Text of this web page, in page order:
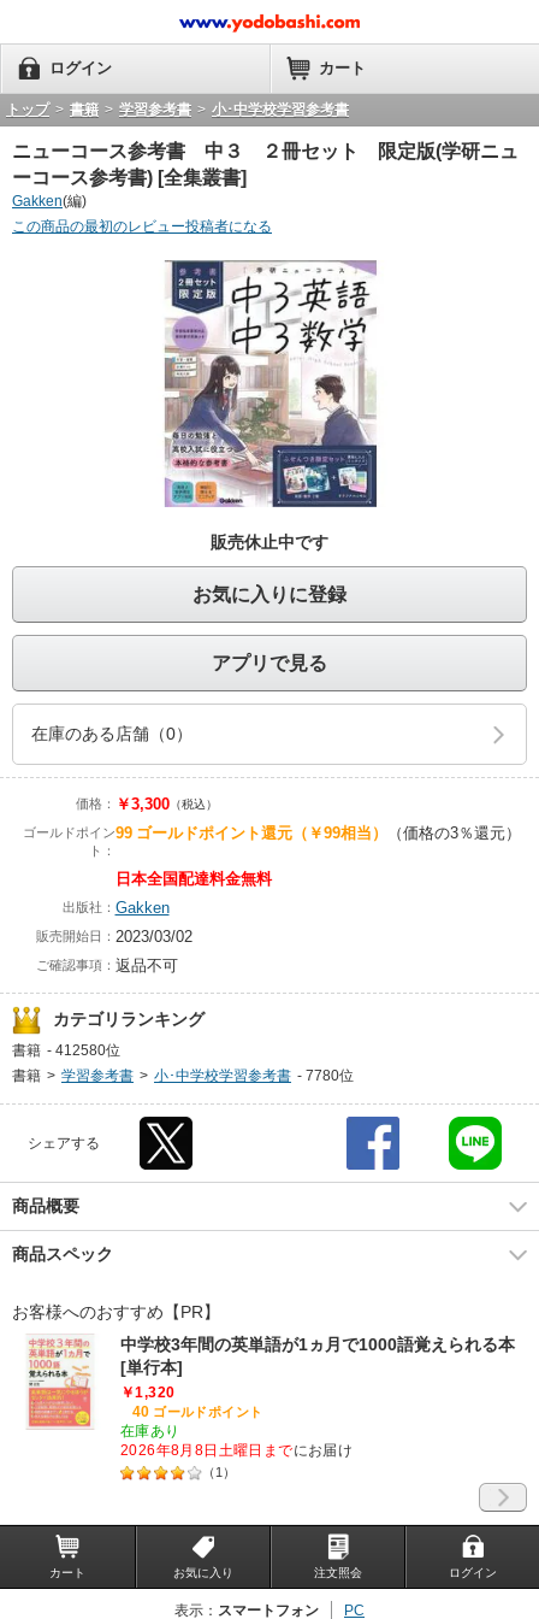
ログイン カート
トップ > 書籍 > 学習参考書 > 小･中学校学習参考書
ニューコース参考書 中３ ２冊セット 限定版(学研ニュ
ーコース参考書) [全集叢書]
Gakken(編)
この商品の最初のレビュー投稿者になる
販売休止中です
お気に入りに登録
アプリで見る
在庫のある店舗（0）
価格： ￥3,300（税込）
ゴールドポイン
ト：
99 ゴールドポイント還元（￥99相当） （価格の3％還元）
日本全国配達料金無料
出版社： Gakken
販売開始日： 2023/03/02
ご確認事項： 返品不可
カテゴリランキング
書籍 - 412580位
書籍 > 学習参考書 > 小･中学校学習参考書 - 7780位
シェアする
商品概要
商品スペック
お客様へのおすすめ【PR】
中学校3年間の英単語が1ヵ月で1000語覚えられる本
[単行本]
￥1,320
40 ゴールドポイント
在庫あり
2026年8月8日土曜日までにお届け
（ 1 ）
カート お気に入り 注文照会 ログイン
表示： スマートフォン PC